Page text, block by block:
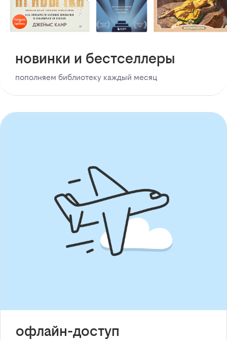
новинки и бестселлеры
пополняем библиотеку каждый месяц
офлайн-доступ